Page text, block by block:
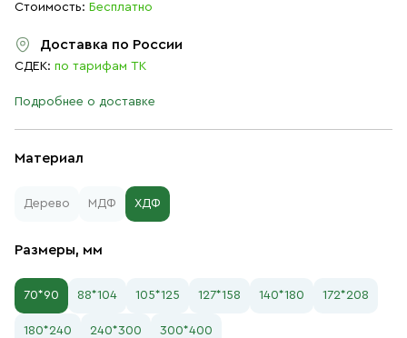
Материал
Дерево МДФ ХДФ
Размеры, мм
70*90 88*104 105*125 127*158 140*180 172*208
180*240 240*300 300*400
Стоимость: Бесплатно
Доставка по России
СДЕК: по тарифам ТК
Подробнее о доставке